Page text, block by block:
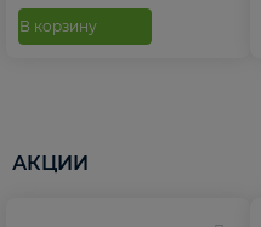
В корзину
АКЦИИ